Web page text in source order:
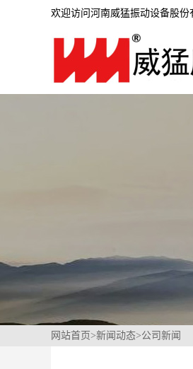
欢迎访问河南威猛振动设备股份
网站首页>新闻动态>公司新闻